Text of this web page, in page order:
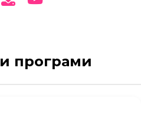
програми